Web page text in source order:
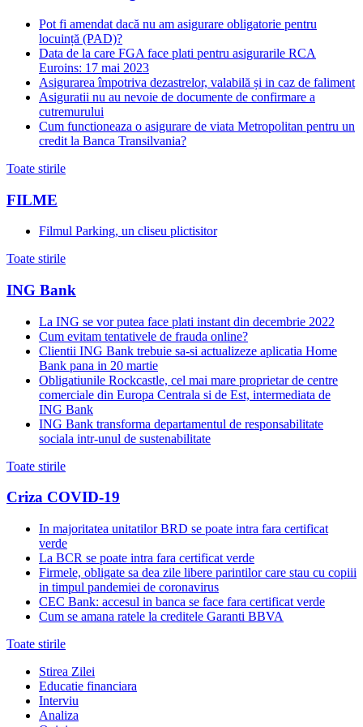
Pot fi amendat dacă nu am asigurare obligatorie pentru
locuință (PAD)?
Data de la care FGA face plati pentru asigurarile RCA
Euroins: 17 mai 2023
Asigurarea împotriva dezastrelor, valabilă și in caz de faliment
Asiguratii nu au nevoie de documente de confirmare a
cutremurului
Cum functioneaza o asigurare de viata Metropolitan pentru un
credit la Banca Transilvania?
Toate stirile
FILME
Filmul Parking, un cliseu plictisitor
Toate stirile
ING Bank
La ING se vor putea face plati instant din decembrie 2022
Cum evitam tentativele de frauda online?
Clientii ING Bank trebuie sa-si actualizeze aplicatia Home
Bank pana in 20 martie
Obligatiunile Rockcastle, cel mai mare proprietar de centre
comerciale din Europa Centrala si de Est, intermediata de
ING Bank
ING Bank transforma departamentul de responsabilitate
sociala intr-unul de sustenabilitate
Toate stirile
Criza COVID-19
In majoritatea unitatilor BRD se poate intra fara certificat
verde
La BCR se poate intra fara certificat verde
Firmele, obligate sa dea zile libere parintilor care stau cu copiii
in timpul pandemiei de coronavirus
CEC Bank: accesul in banca se face fara certificat verde
Cum se amana ratele la creditele Garanti BBVA
Toate stirile
Stirea Zilei
Educatie financiara
Interviu
Analiza